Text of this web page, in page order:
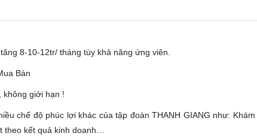
8-10-12tr/ tháng tùy khả năng ứng viên.
Bán
không giới hạn !
chế độ phúc lợi khác của tập đoàn THANH GIANG như:
theo kết quả kinh doanh…